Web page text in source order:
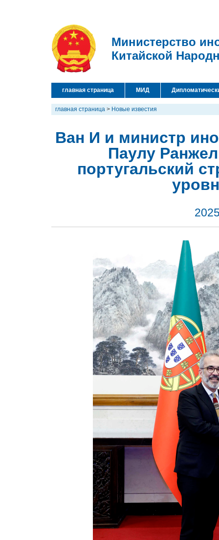
Министерство
Китайской
главная страница МИД
главная страница > Новые известия
Ван И и министр
Паулу
португальский